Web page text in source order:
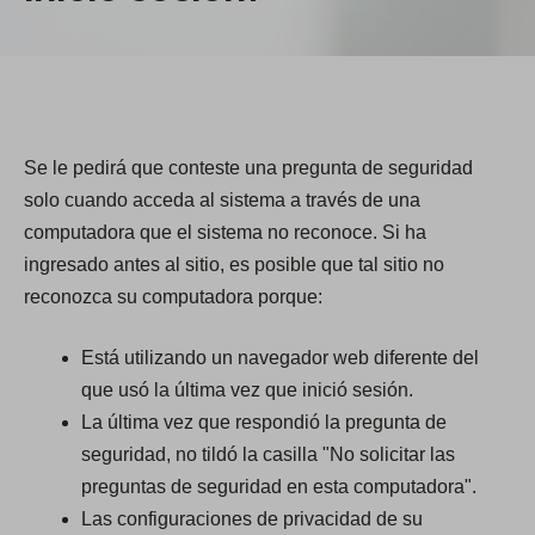
Se le pedirá que conteste una pregunta de seguridad
solo cuando acceda al sistema a través de una
computadora que el sistema no reconoce. Si ha
ingresado antes al sitio, es posible que tal sitio no
reconozca su computadora porque:
Está utilizando un navegador web diferente del
que usó la última vez que inició sesión.
La última vez que respondió la pregunta de
seguridad, no tildó la casilla "No solicitar las
preguntas de seguridad en esta computadora".
Las configuraciones de privacidad de su